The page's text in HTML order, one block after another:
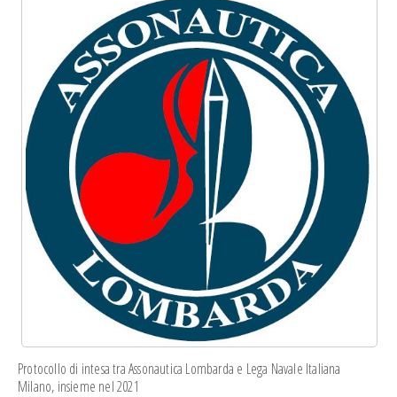
Protocollo di intesatra Assonautica Lombarda e Lega Navale Italiana
Milano, insieme nel 2021